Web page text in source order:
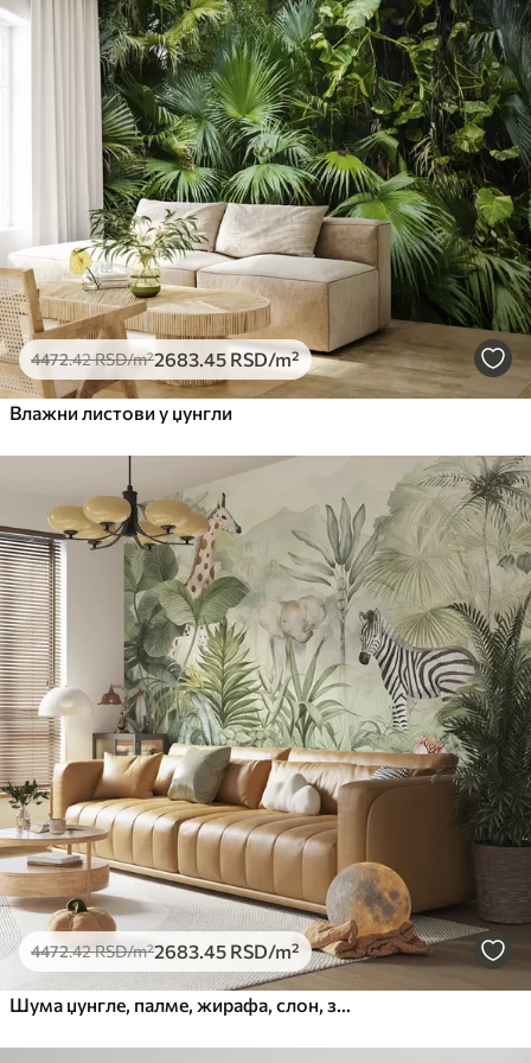
4472.42RSD/m²2683.45 RSD/m²
Влажни листови у џунгли
4472.42RSD/m²2683.45 RSD/m²
Шума џунгле, палме, жирафа, слон, зебра, акварел, зеленило, дрво банане, цвеће